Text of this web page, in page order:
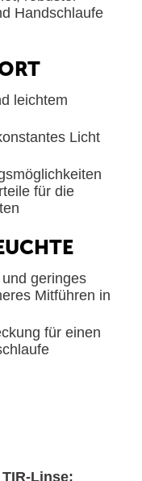
Handschlaufe
leichtem
Licht
für die
geringes
Mitführen in
für einen
Linse: